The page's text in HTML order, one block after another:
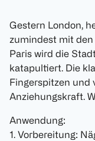
Gestern London,
zumindest mit den
Paris wird die
katapultiert. Die
Fingerspitzen und
Anziehungskraft.
Anwendung:
1. Vorbereitung: